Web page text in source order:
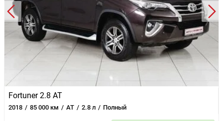
Fortuner 2.8 AT
2018 85 000 км AT 2.8 л Полный